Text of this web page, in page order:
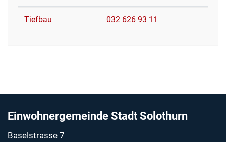
Tiefbau 032 626 93 11
Einwohnergemeinde Stadt Solothurn
Baselstrasse 7